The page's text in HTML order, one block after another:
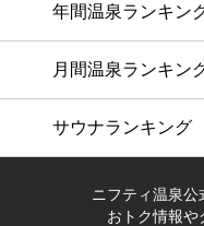
年間温泉ランキン
月間温泉ランキン
サウナランキング
ニフティ温泉公
おトク情報や